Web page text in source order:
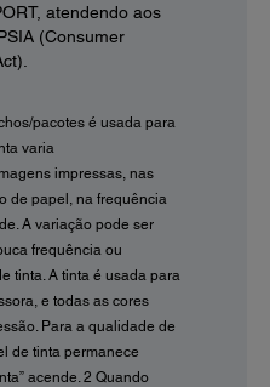
atendendo aos
(Consumer
pacotes é usada para
varia
impressas, nas
de papel, na frequência
A variação pode ser
frequência ou
tinta. A tinta é usada para
e todas as cores
Para a qualidade de
de tinta permanece
acende. 2 Quando